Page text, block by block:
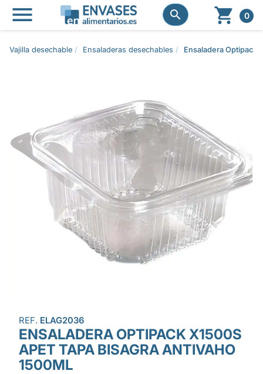
 
  0
Vajilla desechable Ensaladeras desechables Ensaladera Optipack
REF. ELAG2036
ENSALADERA OPTIPACK X1500S
APET TAPA BISAGRA ANTIVAHO
1500ML